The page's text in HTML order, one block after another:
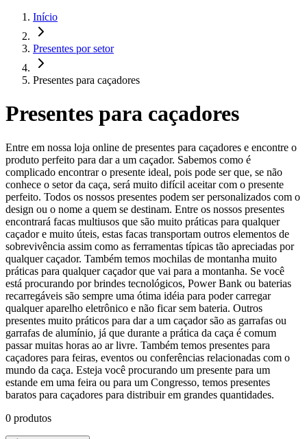
Início
Presentes por setor
Presentes para caçadores
Presentes para caçadores
Entre em nossa loja online de presentes para caçadores e encontre o
produto perfeito para dar a um caçador. Sabemos como é
complicado encontrar o presente ideal, pois pode ser que, se não
conhece o setor da caça, será muito difícil aceitar com o presente
perfeito. Todos os nossos presentes podem ser personalizados com o
design ou o nome a quem se destinam. Entre os nossos presentes
encontrará facas multiusos que são muito práticas para qualquer
caçador e muito úteis, estas facas transportam outros elementos de
sobrevivência assim como as ferramentas típicas tão apreciadas por
qualquer caçador. Também temos mochilas de montanha muito
práticas para qualquer caçador que vai para a montanha. Se você
está procurando por brindes tecnológicos, Power Bank ou baterias
recarregáveis ​​são sempre uma ótima idéia para poder carregar
qualquer aparelho eletrônico e não ficar sem bateria. Outros
presentes muito práticos para dar a um caçador são as garrafas ou
garrafas de alumínio, já que durante a prática da caça é comum
passar muitas horas ao ar livre. Também temos presentes para
caçadores para feiras, eventos ou conferências relacionadas com o
mundo da caça. Esteja você procurando um presente para um
estande em uma feira ou para um Congresso, temos presentes
baratos para caçadores para distribuir em grandes quantidades.
0 produtos